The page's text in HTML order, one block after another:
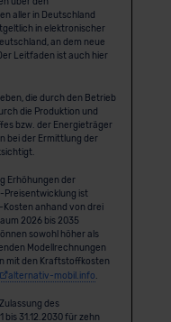
aller in Deutschland
in elektronischer
an dem neue
Leitfaden ist auch hier
die durch den Betrieb
die Produktion und
bzw. der Energieträger
bei der Ermittlung der
Erhöhungen der
-Preisentwicklung ist
Kosten anhand von drei
2026 bis 2035
sowohl höher als
Modellrechnungen
mit den Kraftstoffkosten
alternativ-mobil.info.
des
bis 31.12.2030 für zehn